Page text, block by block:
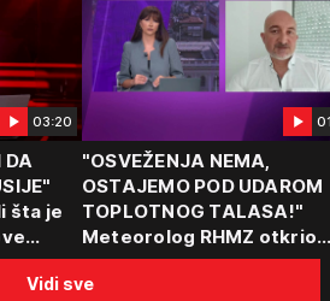
03:20
DA
šta je
"OSVEŽENJA NEMA,
OSTAJEMO POD UDAROM
TOPLOTNOG TALASA!"
Meteorolog RHMZ otkrio
kakvo vreme nas čeka do
kraja avgusta
Vidi sve